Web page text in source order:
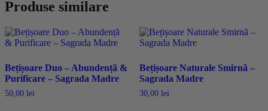
Produse similare
Bețișoare Duo – Abundență &
Purificare – Sagrada Madre
50,00 lei
Bețișoare Naturale Smirnă –
Sagrada Madre
30,00 lei